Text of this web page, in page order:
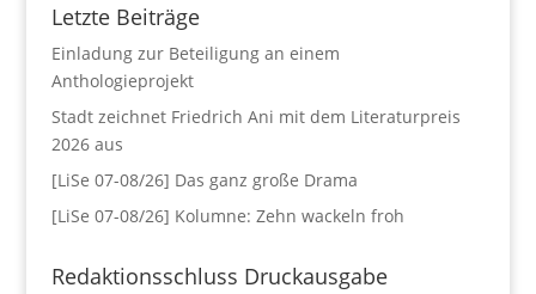
Letzte Beiträge
Einladung zur Beteiligung an einem
Anthologieprojekt
Stadt zeichnet Friedrich Ani mit dem Literaturpreis
2026 aus
[LiSe 07-08/26] Das ganz große Drama
[LiSe 07-08/26] Kolumne: Zehn wackeln froh
Redaktionsschluss Druckausgabe